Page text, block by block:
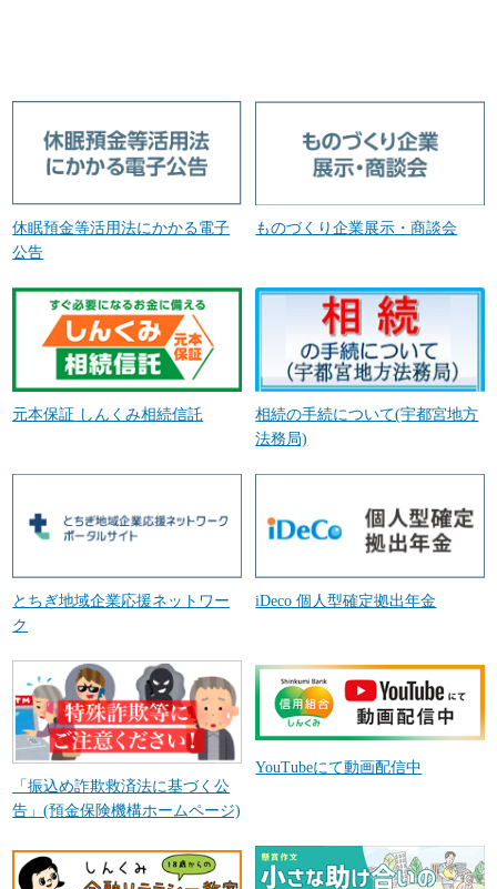
休眠預金等活用法にかかる電子
公告
ものづくり企業展示・商談会
元本保証 しんくみ相続信託
相続の手続について(宇都宮地方
法務局)
とちぎ地域企業応援ネットワー
ク
iDeco 個人型確定拠出年金
「振込め詐欺救済法に基づく公
告」(預金保険機構ホームページ)
YouTubeにて動画配信中